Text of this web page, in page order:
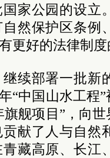
家公园的设立
然保护区条例
更好的法律制
续部署一批新
“中国山水工程
舰项目”，向
献了人与自然
藏高原、长江